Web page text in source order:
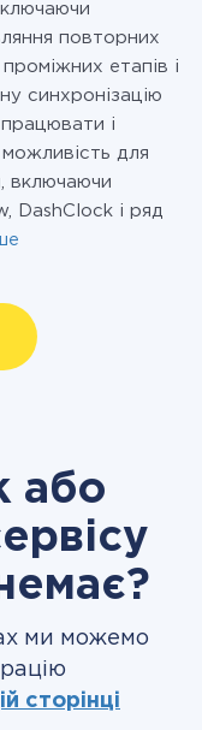
повторних
етапів і
синхронізацію
і
для
включаючи
DashClock і ряд
або
ми можемо
сторінці